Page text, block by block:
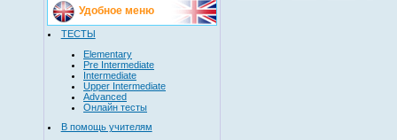
Удобное меню
ТЕСТЫ
Elementary
Pre Intermediate
Intermediate
Upper Intermediate
Advanced
Онлайн тесты
В помощь учителям